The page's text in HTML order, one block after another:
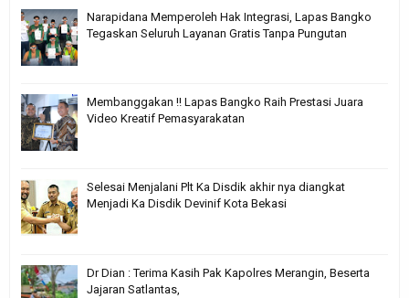
Narapidana Memperoleh Hak Integrasi, Lapas Bangko
Tegaskan Seluruh Layanan Gratis Tanpa Pungutan
Membanggakan !! Lapas Bangko Raih Prestasi Juara
Video Kreatif Pemasyarakatan
Selesai Menjalani Plt Ka Disdik akhir nya diangkat
Menjadi Ka Disdik Devinif Kota Bekasi
Dr Dian : Terima Kasih Pak Kapolres Merangin, Beserta
Jajaran Satlantas,